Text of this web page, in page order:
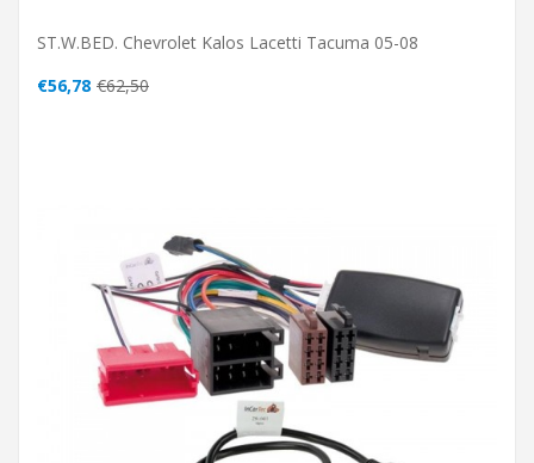
ST.W.BED. Chevrolet Kalos Lacetti Tacuma 05-08
€56,78 €62,50